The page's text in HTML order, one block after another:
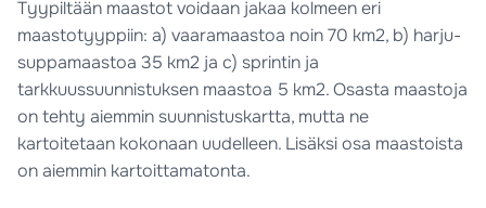
Tyypiltään maastot voidaan jakaa kolmeen eri
maastotyyppiin: a) vaaramaastoa noin 70 km2, b) harju-
suppamaastoa 35 km2 ja c) sprintin ja
tarkkuussuunnistuksen maastoa 5 km2. Osasta maastoja
on tehty aiemmin suunnistuskartta, mutta ne
kartoitetaan kokonaan uudelleen. Lisäksi osa maastoista
on aiemmin kartoittamatonta.